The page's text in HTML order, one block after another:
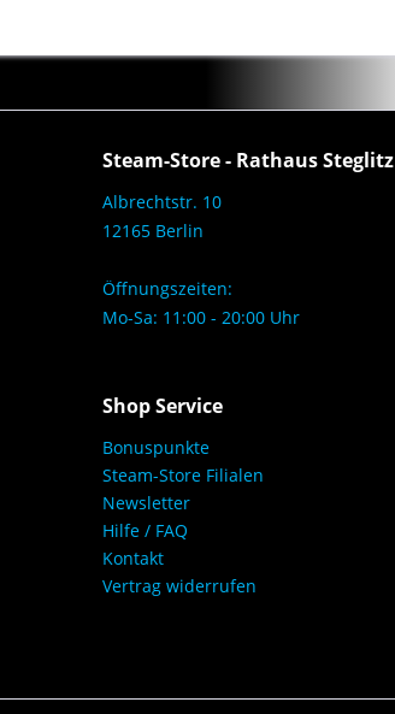
Steam-Store - Rathaus Steglitz
Albrechtstr. 10
12165 Berlin
Öffnungszeiten:
Mo-Sa: 11:00 - 20:00 Uhr
Shop Service
Bonuspunkte
Steam-Store Filialen
Newsletter
Hilfe / FAQ
Kontakt
Vertrag widerrufen